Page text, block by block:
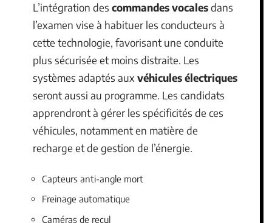
L’intégration des commandes vocalesdans
l’examen vise à habituer les conducteurs à
cette technologie, favorisant une conduite
plus sécurisée et moins distraite. Les
systèmes adaptés aux véhicules électriques
seront aussi au programme. Les candidats
apprendront à gérer les spécificités de ces
véhicules, notamment en matière de
recharge et de gestion de l’énergie.
Capteurs anti-angle mort
Freinage automatique
Caméras de recul